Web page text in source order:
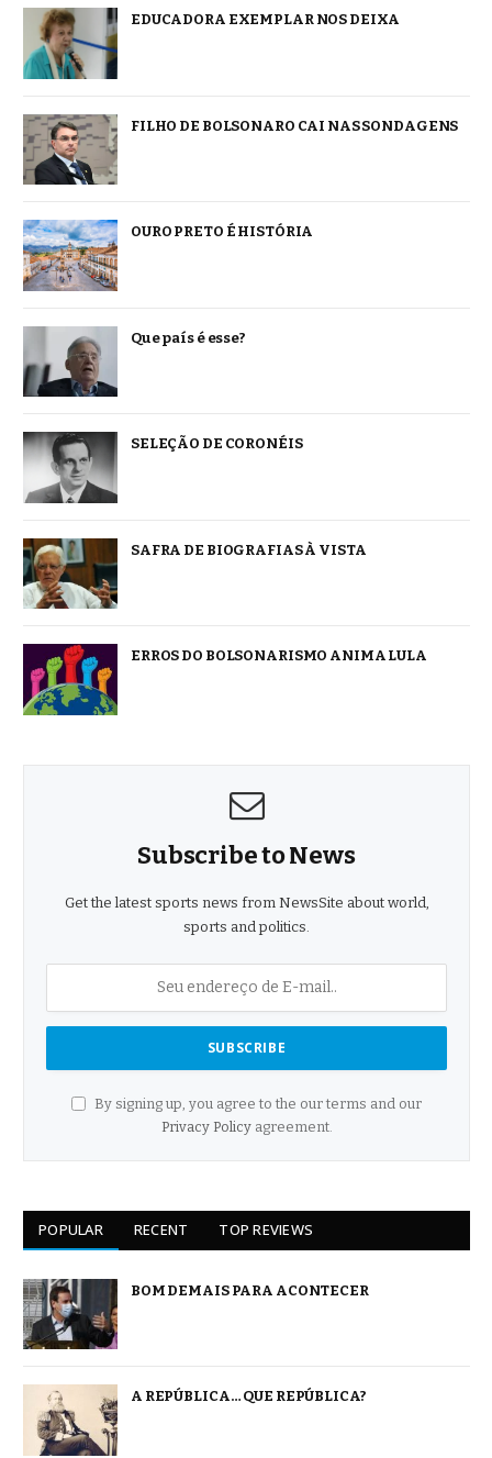
EDUCADORA EXEMPLAR NOS DEIXA
FILHO DE BOLSONARO CAI NAS SONDAGENS
OURO PRETO É HISTÓRIA
Que país é esse?
SELEÇÃO DE CORONÉIS
SAFRA DE BIOGRAFIAS À VISTA
ERROS DO BOLSONARISMO ANIMA LULA
Subscribe to News
Get the latest sports news from NewsSite about world,
sports and politics.
By signing up, you agree to the our terms and our
Privacy Policyagreement.
POPULAR RECENT TOP REVIEWS
BOM DEMAIS PARA ACONTECER
A REPÚBLICA… QUE REPÚBLICA?